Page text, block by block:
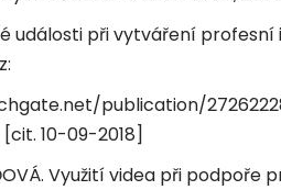
události při vytváření profesní
publication/
10-09-2018]
Využití videa při